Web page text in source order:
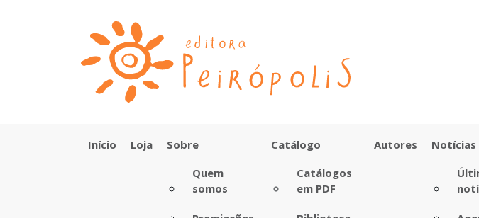
Início Loja
Sobre
Quem
somos
Catálogo
Catálogos
em PDF
Autores
Notícias